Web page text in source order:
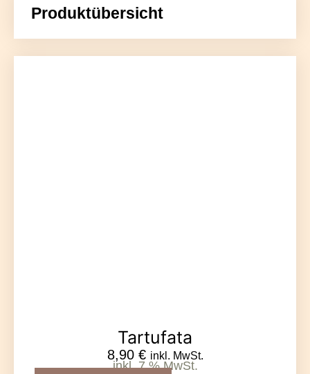
Produktübersicht
Tartufata
8,90 € inkl. MwSt.
inkl. 7 % MwSt.